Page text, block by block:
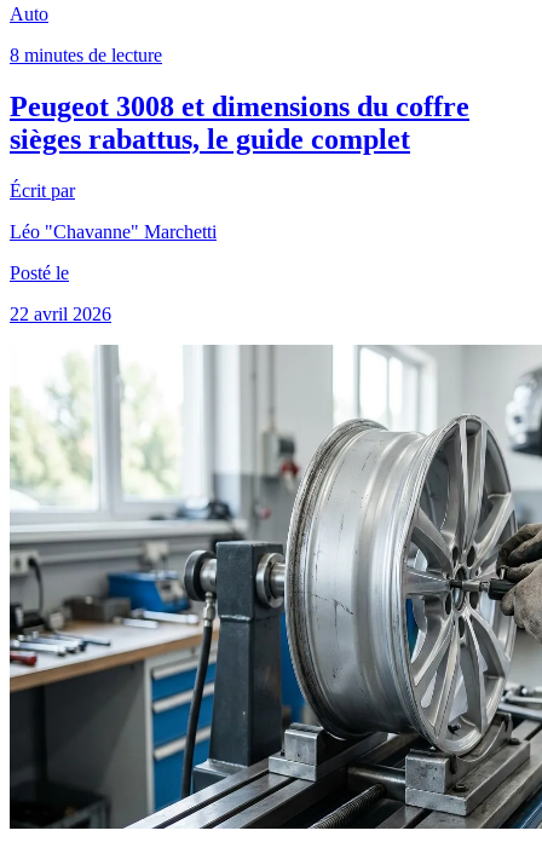
Auto
8 minutes de lecture
Peugeot 3008 et dimensions du coffre
sièges rabattus, le guide complet
Écrit par
Léo "Chavanne" Marchetti
Posté le
22 avril 2026